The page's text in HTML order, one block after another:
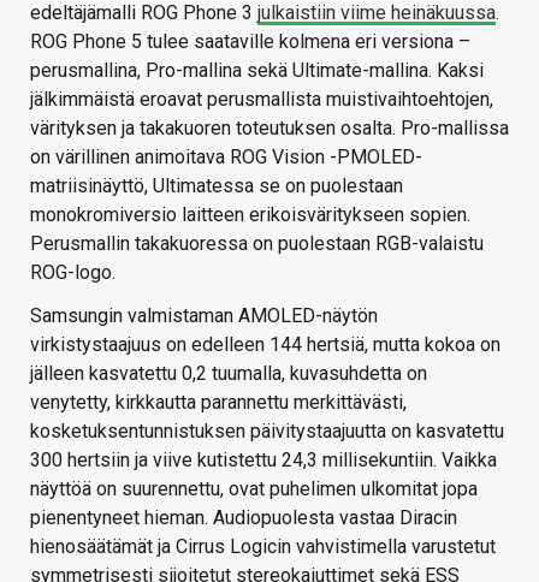
edeltäjämalli ROG Phone 3 julkaistiin viime heinäkuussa.
ROG Phone 5 tulee saataville kolmena eri versiona –
perusmallina, Pro-mallina sekä Ultimate-mallina. Kaksi
jälkimmäistä eroavat perusmallista muistivaihtoehtojen,
värityksen ja takakuoren toteutuksen osalta. Pro-mallissa
on värillinen animoitava ROG Vision -PMOLED-
matriisinäyttö, Ultimatessa se on puolestaan
monokromiversio laitteen erikoisväritykseen sopien.
Perusmallin takakuoressa on puolestaan RGB-valaistu
ROG-logo.
Samsungin valmistaman AMOLED-näytön
virkistystaajuus on edelleen 144 hertsiä, mutta kokoa on
jälleen kasvatettu 0,2 tuumalla, kuvasuhdetta on
venytetty, kirkkautta parannettu merkittävästi,
kosketuksentunnistuksen päivitystaajuutta on kasvatettu
300 hertsiin ja viive kutistettu 24,3 millisekuntiin. Vaikka
näyttöä on suurennettu, ovat puhelimen ulkomitat jopa
pienentyneet hieman. Audiopuolesta vastaa Diracin
hienosäätämät ja Cirrus Logicin vahvistimella varustetut
symmetrisesti sijoitetut stereokaiuttimet sekä ESS